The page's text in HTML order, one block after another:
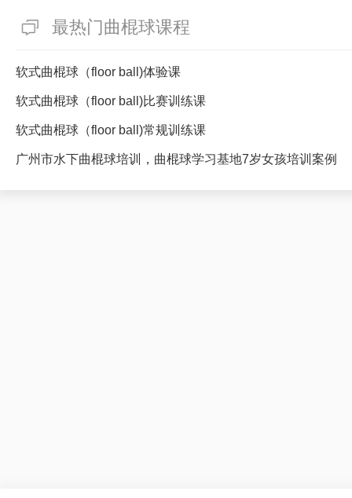
最热门曲棍球课程
软式曲棍球（floor ball)体验课
软式曲棍球（floor ball)比赛训练课
软式曲棍球（floor ball)常规训练课
广州市水下曲棍球培训，曲棍球学习基地7岁女孩培训案例